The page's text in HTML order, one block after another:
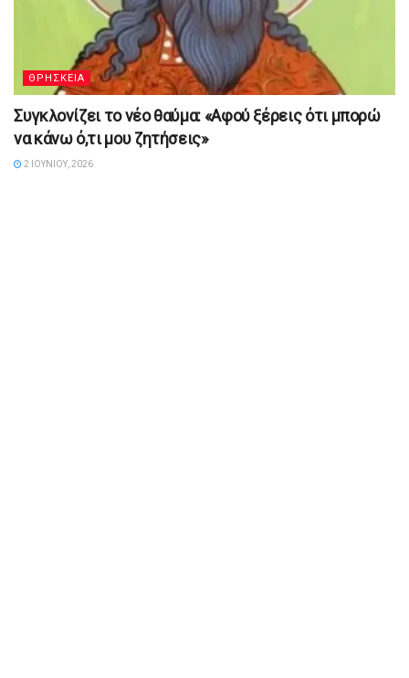
ΘΡΗΣΚΕΙΑ
Συγκλονίζει το νέο θαύμα: «Αφού ξέρεις ότι μπορώ
να κάνω ό,τι μου ζητήσεις»
2 ΙΟΥΝΊΟΥ, 2026